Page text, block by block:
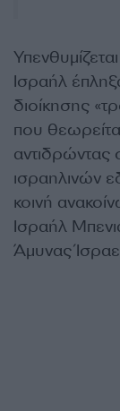
Ισραήλ
διοίκησης
που
ισραηλινών
κοινή
Ισραήλ
Άμυνας